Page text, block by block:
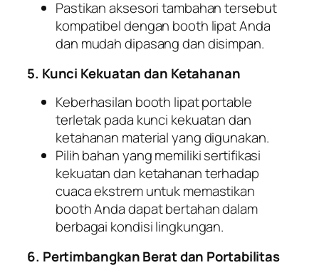
Pastikan aksesori tambahan tersebut
kompatibel dengan booth lipat Anda
dan mudah dipasang dan disimpan.
5. Kunci Kekuatan dan Ketahanan
Keberhasilan booth lipat portable
terletak pada kunci kekuatan dan
ketahanan material yang digunakan.
Pilih bahan yang memiliki sertifikasi
kekuatan dan ketahanan terhadap
cuaca ekstrem untuk memastikan
booth Anda dapat bertahan dalam
berbagai kondisi lingkungan.
6. Pertimbangkan Berat dan Portabilitas